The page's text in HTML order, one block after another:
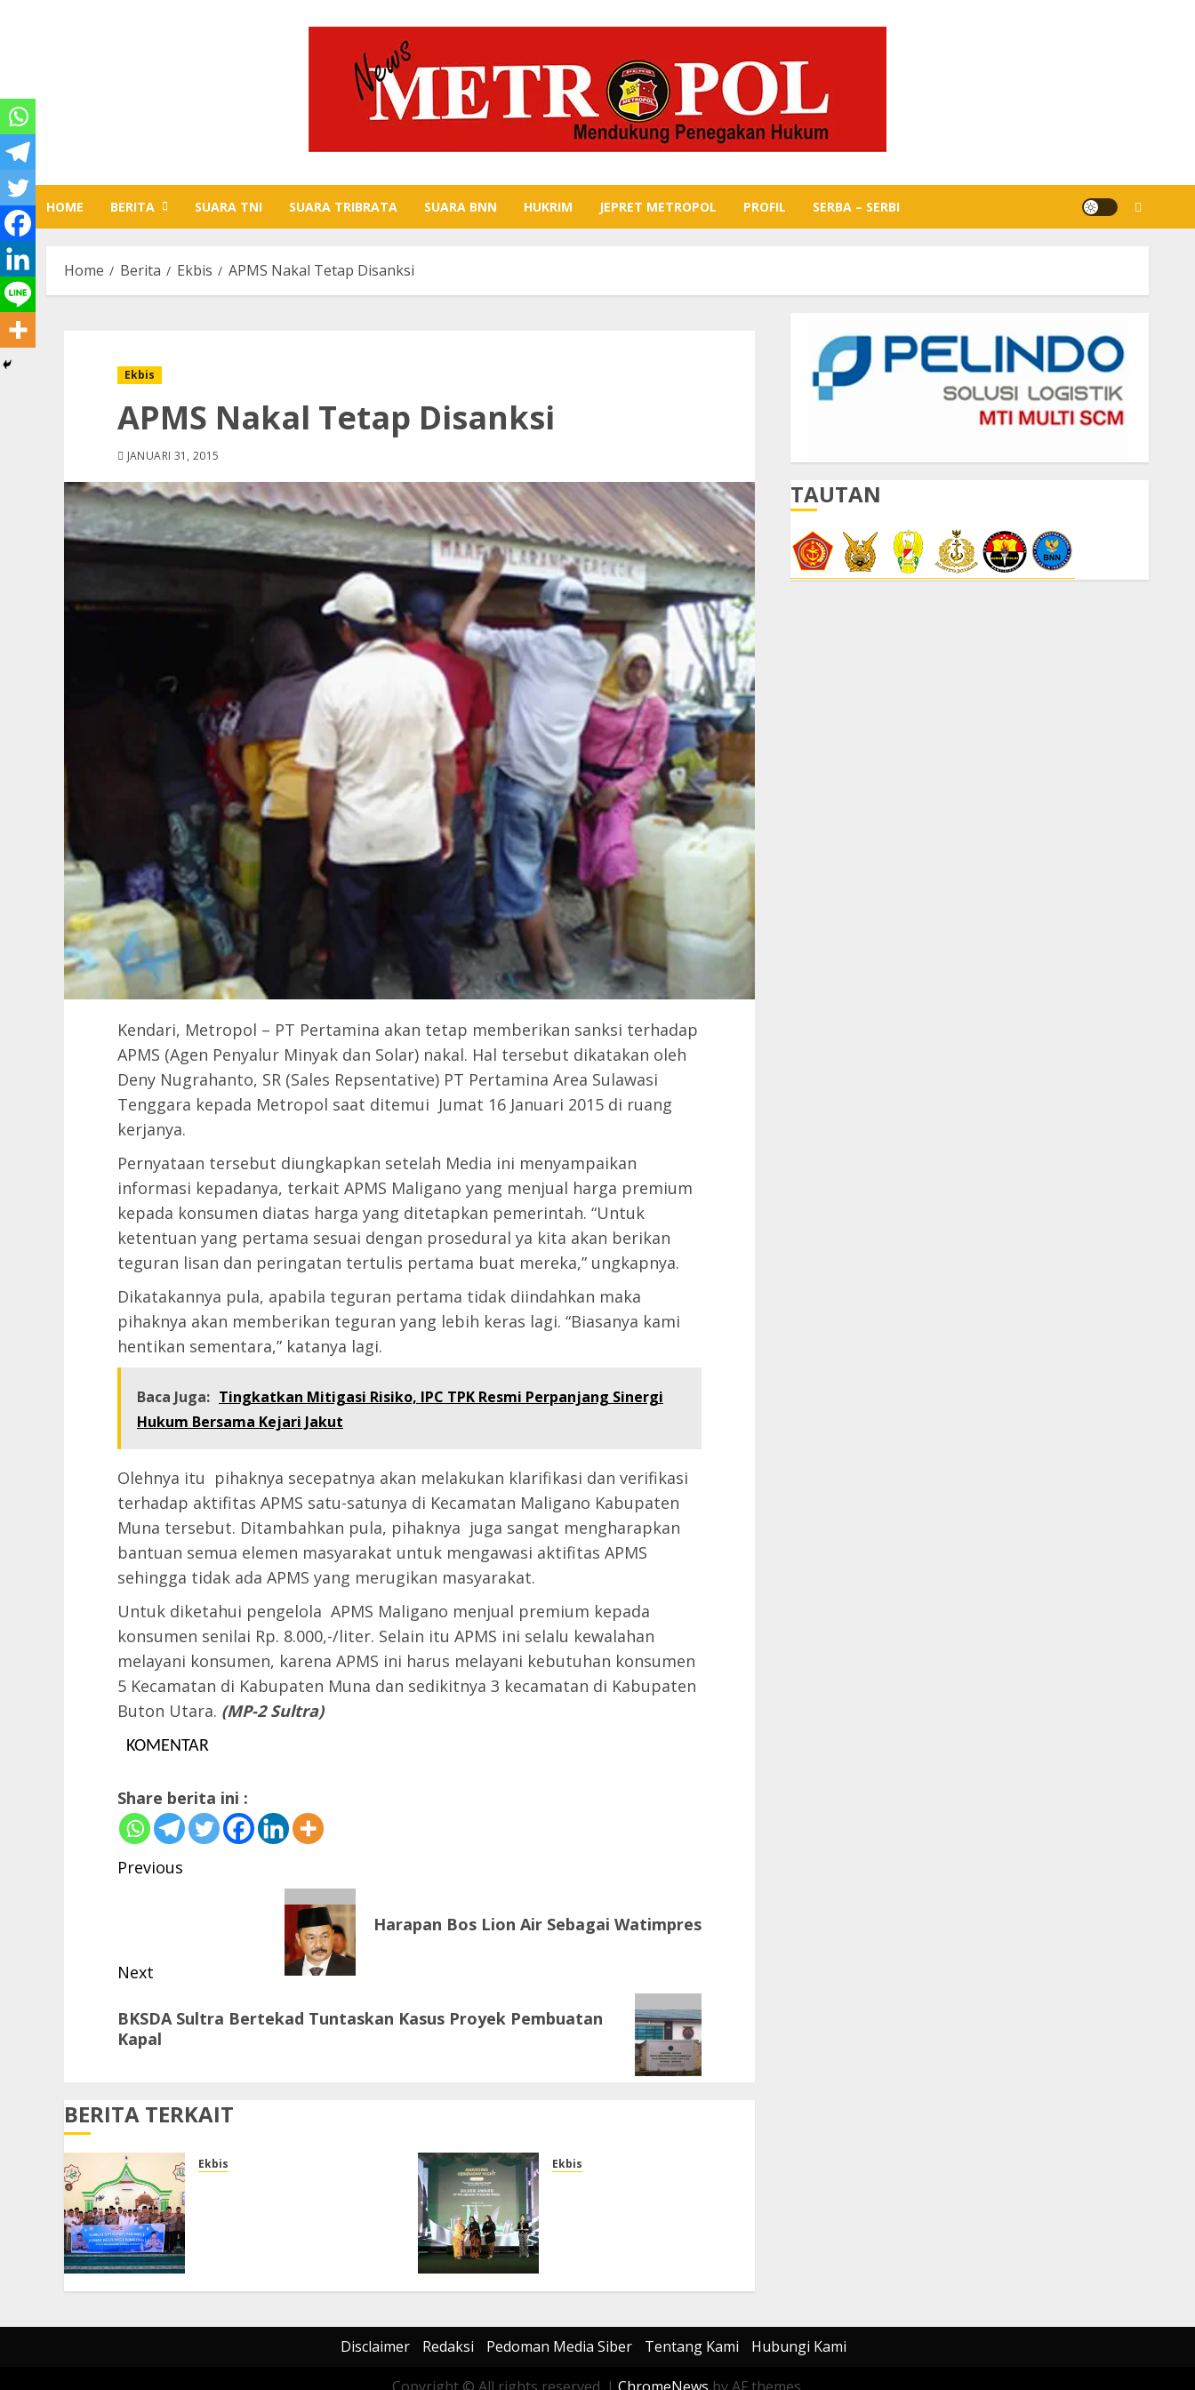
HOME BERITA SUARA TNI SUARA TRIBRATA SUARA BNN HUKRIM JEPRET METROPOL PROFIL SERBA – SERBI
Home Berita Ekbis APMS Nakal Tetap Disanksi
Ekbis
APMS Nakal Tetap Disanksi
JANUARI 31, 2015
Kendari, Metropol – PT Pertamina akan tetap memberikan sanksi terhadap
APMS (Agen Penyalur Minyak dan Solar) nakal. Hal tersebut dikatakan oleh
Deny Nugrahanto, SR (Sales Repsentative) PT Pertamina Area Sulawasi
Tenggara kepada Metropol saat ditemui Jumat 16 Januari 2015 di ruang
kerjanya.
Pernyataan tersebut diungkapkan setelah Media ini menyampaikan
informasi kepadanya, terkait APMS Maligano yang menjual harga premium
kepada konsumen diatas harga yang ditetapkan pemerintah. “Untuk
ketentuan yang pertama sesuai dengan prosedural ya kita akan berikan
teguran lisan dan peringatan tertulis pertama buat mereka,” ungkapnya.
Dikatakannya pula, apabila teguran pertama tidak diindahkan maka
pihaknya akan memberikan teguran yang lebih keras lagi. “Biasanya kami
hentikan sementara,” katanya lagi.
Baca Juga: Tingkatkan Mitigasi Risiko, IPC TPK Resmi Perpanjang Sinergi
Hukum Bersama Kejari Jakut
Olehnya itu pihaknya secepatnya akan melakukan klarifikasi dan verifikasi
terhadap aktifitas APMS satu-satunya di Kecamatan Maligano Kabupaten
Muna tersebut. Ditambahkan pula, pihaknya juga sangat mengharapkan
bantuan semua elemen masyarakat untuk mengawasi aktifitas APMS
sehingga tidak ada APMS yang merugikan masyarakat.
Untuk diketahui pengelola APMS Maligano menjual premium kepada
konsumen senilai Rp. 8.000,-/liter. Selain itu APMS ini selalu kewalahan
melayani konsumen, karena APMS ini harus melayani kebutuhan konsumen
5 Kecamatan di Kabupaten Muna dan sedikitnya 3 kecamatan di Kabupaten
Buton Utara. (MP-2 Sultra)
KOMENTAR
Share berita ini :
Post
Previous
Harapan Bos Lion Air Sebagai Watimpres
Next
post:
BKSDA Sultra Bertekad Tuntaskan Kasus Proyek Pembuatan
Kapal
BERITA TERKAIT
Ekbis Ekbis
TAUTAN
Disclaimer Redaksi Pedoman Media Siber Tentang Kami Hubungi Kami